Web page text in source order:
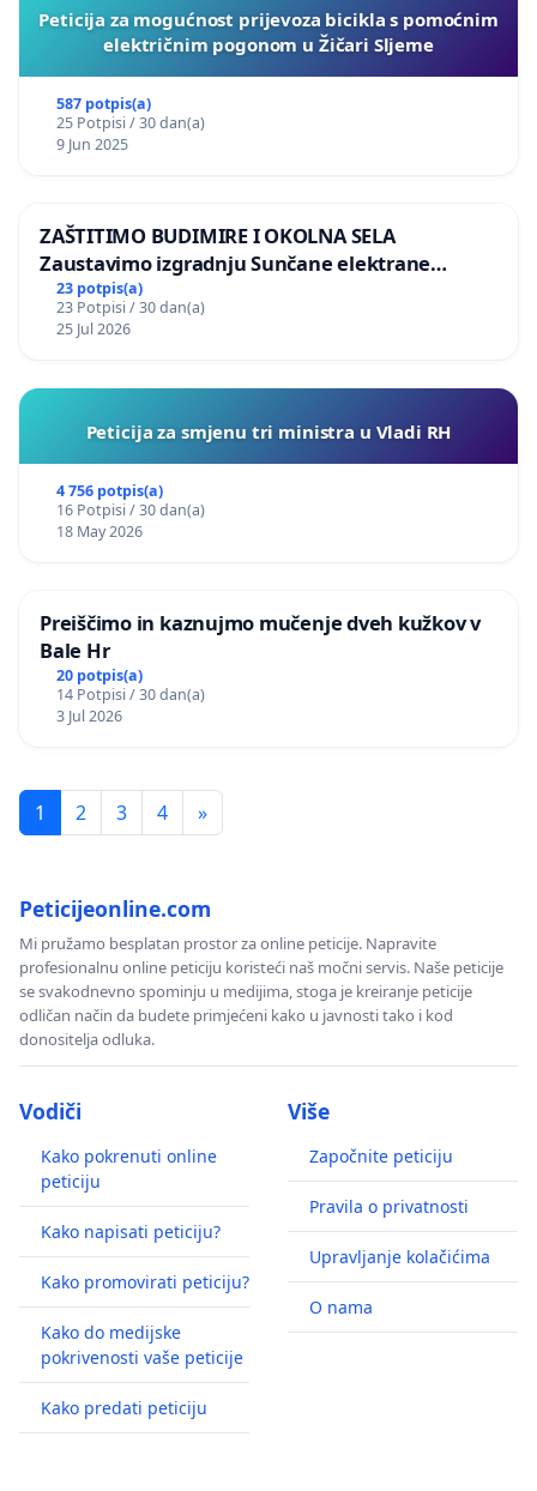
Peticija za mogućnost prijevoza bicikla s pomoćnim
električnim pogonom u Žičari Sljeme
587 potpis(a)
25 Potpisi / 30 dan(a)
9 Jun 2025
ZAŠTITIMO BUDIMIRE I OKOLNA SELA
Zaustavimo izgradnju Sunčane elektrane
Vedrine na području Ugljana
23 potpis(a)
23 Potpisi / 30 dan(a)
25 Jul 2026
Peticija za smjenu tri ministra u Vladi RH
4 756 potpis(a)
16 Potpisi / 30 dan(a)
18 May 2026
Preiščimo in kaznujmo mučenje dveh kužkov v
Bale Hr
20 potpis(a)
14 Potpisi / 30 dan(a)
3 Jul 2026
1 2 3 4 »
Peticijeonline.com
Mi pružamo besplatan prostor za online peticije. Napravite
profesionalnu online peticiju koristeći naš močni servis. Naše peticije
se svakodnevno spominju u medijima, stoga je kreiranje peticije
odličan način da budete primjećeni kako u javnosti tako i kod
donositelja odluka.
Vodiči
Kako pokrenuti online
peticiju
Kako napisati peticiju?
Kako promovirati peticiju?
Kako do medijske
pokrivenosti vaše peticije
Kako predati peticiju
Više
Započnite peticiju
Pravila o privatnosti
Upravljanje kolačićima
O nama